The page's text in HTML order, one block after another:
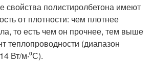
свойства полистиролбетона имеют
от плотности: чем плотнее
то есть чем он прочнее, тем выше
теплопроводности (диапазон
Вт/м‧⁰С).